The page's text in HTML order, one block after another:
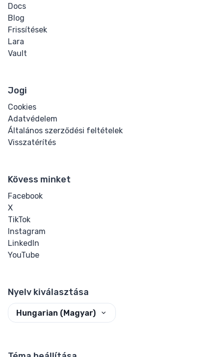
Kártya
Alert
Generátor
Online HTML
Tömörítő
szerkesztő
CSS Szépítő
Generált
Gombok
Generátor
Docs
Blog
Frissítések
Lara
Vault
Jogi
Cookies
Adatvédelem
Általános szerződési feltételek
Visszatérítés
Kövess minket
Facebook
X
TikTok
Instagram
LinkedIn
YouTube
Nyelv kiválasztása
Hungarian (Magyar)